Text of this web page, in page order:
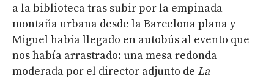
a la biblioteca tras subir por la empinada
montaña urbana desde la Barcelona plana y
Miguel había llegado en autobús al evento que
nos había arrastrado: una mesa redonda
moderada por el director adjunto de La